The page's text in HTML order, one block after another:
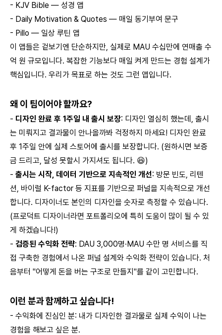
- KJV Bible — 성경 앱
- Daily Motivation & Quotes — 매일 동기부여 문구
- Pillo — 일상 루틴 앱
이 앱들은 겉보기엔 단순하지만, 실제로 MAU 수십만에 연매출 수
억 원 규모입니다. 복잡한 기능보다 매일 켜게 만드는 경험 설계가
핵심입니다. 우리가 목표로 하는 것도 그런 앱입니다.
왜 이 팀이어야 할까요?
- 디자인 완료 후 1주일 내 출시 보장: 디자인 열심히 했는데, 출시
는 미뤄지고 결과물이 안나올까봐 걱정하지 마세요! 디자인 완료
후 1주일 안에 실제 스토어에 출시를 보장합니다. (원하시면 보증
금 드리고, 달성 못할시 가지셔도 됩니다. 😆)
- 출시는 시작, 데이터 기반으로 지속적인 개선: 방문 빈도, 리텐
션, 바이럴 K-factor 등 지표를 기반으로 퍼널을 지속적으로 개선
합니다. 디자이너도 본인의 디자인을 숫자로 측정할 수 있습니다.
(프로덕트 디자이너라면 포트폴리오에 특히 도움이 많이 될 수 있
게 하겠습니다!)
- 검증된 수익화 전략: DAU 3,000명·MAU 수만 명 서비스를 직
접 구축한 경험에서 나온 퍼널 설계와 수익화 전략이 있습니다. 처
음부터 "어떻게 돈을 버는 구조로 만들지"를 같이 고민합니다.
이런 분과 함께하고 싶습니다!
- 수익화에 진심인 분: 내가 디자인한 결과물로 실제 수익이 나는
경험을 해보고 싶은 분.